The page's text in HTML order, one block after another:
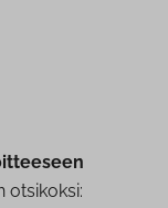
otsikoksi: